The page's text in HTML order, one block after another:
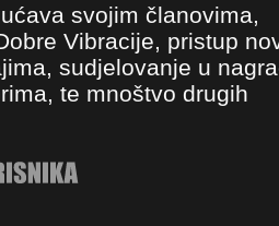
svojim članovima,
Vibracije, pristup
sudjelovanje u
te mnoštvo drugih